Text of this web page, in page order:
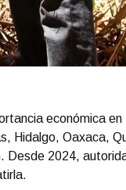
económica
Hidalgo, Oaxaca,
Desde 2024,